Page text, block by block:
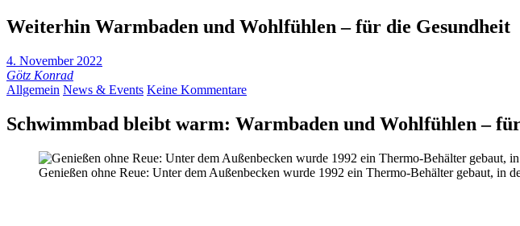
Weiterhin Warmbaden und Wohlfühlen – für die Gesundheit
4. November 2022
Götz Konrad
Allgemein News & Events Keine Kommentare
Schwimmbad bleibt warm: Warmbaden und Wohlfühlen –
Genießen ohne Reue: Unter dem Außenbecken wurde 1992 ein Thermo-Behälter gebaut, in